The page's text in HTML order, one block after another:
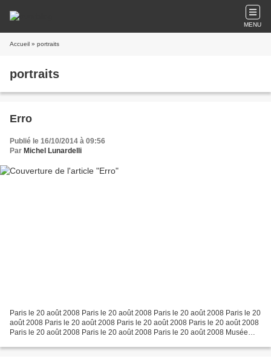
MENU
Accueil » portraits
portraits
Erro
Publié le 16/10/2014 à 09:56
Par Michel Lunardelli
Paris le 20 août 2008 Paris le 20 août 2008 Paris le 20 août 2008 Paris le 20
août 2008 Paris le 20 août 2008 Paris le 20 août 2008 Paris le 20 août 2008
Paris le 20 août 2008 Paris le 20 août 2008 Paris le 20 août 2008 Musée